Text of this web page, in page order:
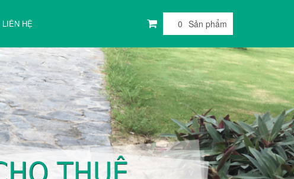
LIÊN HỆ 0 Sản phẩm